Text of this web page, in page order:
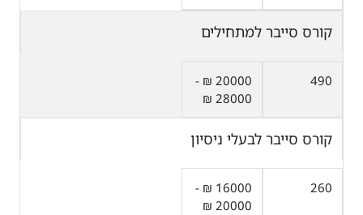
קורס סייבר למתחילים
490
20000 ₪ -
28000 ₪
קורס סייבר לבעלי ניסיון
260
16000 ₪ -
20000 ₪